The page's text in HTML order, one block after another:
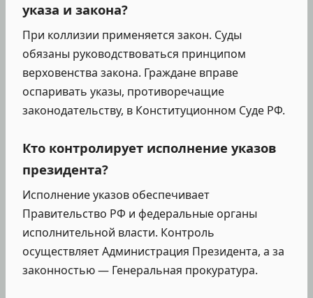
указа и закона?
При коллизии применяется закон. Суды
обязаны руководствоваться принципом
верховенства закона. Граждане вправе
оспаривать указы, противоречащие
законодательству, в Конституционном Суде РФ.
Кто контролирует исполнение указов
президента?
Исполнение указов обеспечивает
Правительство РФ и федеральные органы
исполнительной власти. Контроль
осуществляет Администрация Президента, а за
законностью — Генеральная прокуратура.